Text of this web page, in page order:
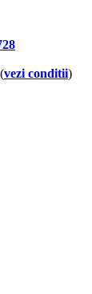
vezi conditii)